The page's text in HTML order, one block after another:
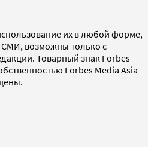
их в любой форме,
СМИ, возможны только с
Товарный знак Forbes
Forbes Media Asia